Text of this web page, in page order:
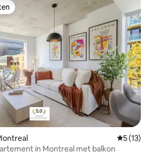
5 (13)
in Montreal met balkon